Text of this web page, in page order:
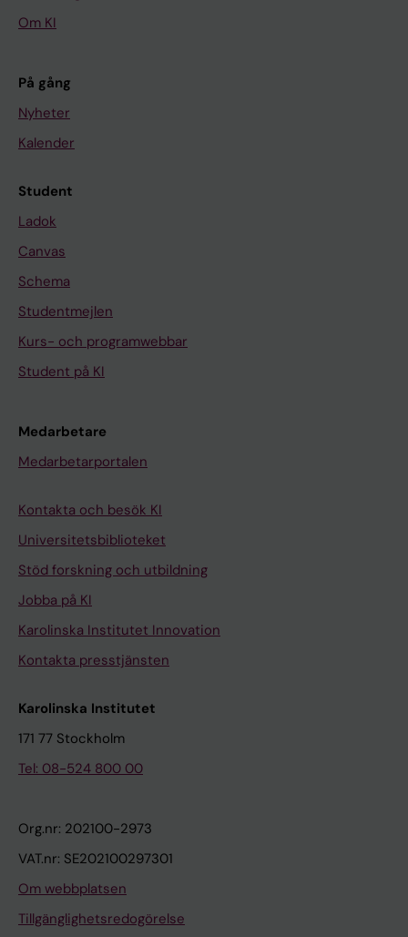
Om KI
På gång
Nyheter
Kalender
Student
Ladok
Canvas
Schema
Studentmejlen
Kurs- och programwebbar
Student på KI
Medarbetare
Medarbetarportalen
Kontakta och besök KI
Universitetsbiblioteket
Stöd forskning och utbildning
Jobba på KI
Karolinska Institutet Innovation
Kontakta presstjänsten
Karolinska Institutet
171 77 Stockholm
Tel: 08-524 800 00
Org.nr: 202100-2973
VAT.nr: SE202100297301
Om webbplatsen
Tillgänglighetsredogörelse